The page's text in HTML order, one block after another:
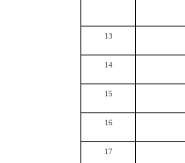
13
14
15
16
17